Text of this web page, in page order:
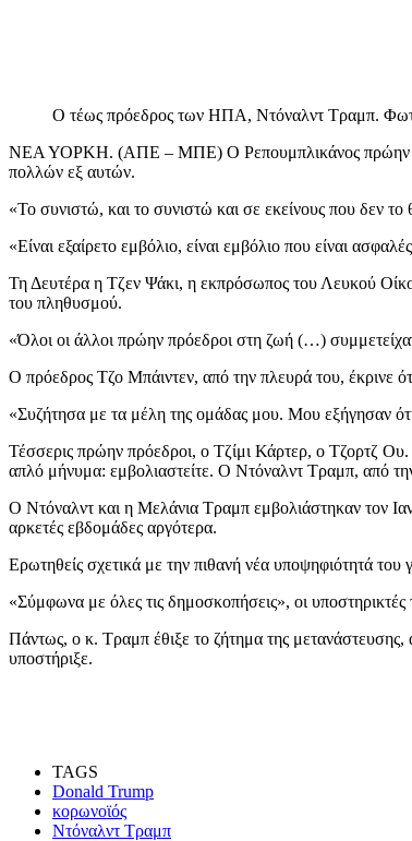
Ο τέως πρόεδρος των ΗΠΑ, Ντόναλντ Τραμπ.
ΝΕΑ ΥΟΡΚΗ. (ΑΠΕ – ΜΠΕ) Ο Ρεπουμπλικάνος πρώην
πολλών εξ αυτών.
«Το συνιστώ, και το συνιστώ και σε εκείνους που δεν
«Είναι εξαίρετο εμβόλιο, είναι εμβόλιο που είναι
Τη Δευτέρα η Τζεν Ψάκι, η εκπρόσωπος του Λευκού
του πληθυσμού.
«Όλοι οι άλλοι πρώην πρόεδροι στη ζωή (…)
Ο πρόεδρος Τζο Μπάιντεν, από την πλευρά του, έκρινε
«Συζήτησα με τα μέλη της ομάδας μου. Μου εξήγησαν ότι
Τέσσερις πρώην πρόεδροι, ο Τζίμι Κάρτερ, ο Τζορτζ
απλό μήνυμα: εμβολιαστείτε. Ο Ντόναλντ Τραμπ, από
Ο Ντόναλντ και η Μελάνια Τραμπ εμβολιάστηκαν τον
αρκετές εβδομάδες αργότερα.
Ερωτηθείς σχετικά με την πιθανή νέα υποψηφιότητά
«Σύμφωνα με όλες τις δημοσκοπήσεις», οι
Πάντως, ο κ. Τραμπ έθιξε το ζήτημα της μετανάστευσης,
υποστήριξε.
TAGS
Donald Trump
κορωνοϊός
Ντόναλντ Τραμπ